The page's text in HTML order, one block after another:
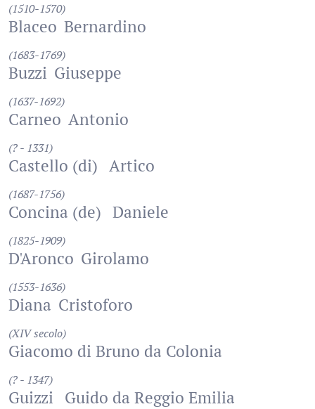
(1510-1570)
Blaceo Bernardino
(1683-1769)
Buzzi Giuseppe
(1637-1692)
Carneo Antonio
(? - 1331)
Castello (di) Artico
(1687-1756)
Concina (de) Daniele
(1825-1909)
D'Aronco Girolamo
(1553-1636)
Diana Cristoforo
(XIV secolo)
Giacomo di Bruno da Colonia
(? - 1347)
Guizzi Guido da Reggio Emilia